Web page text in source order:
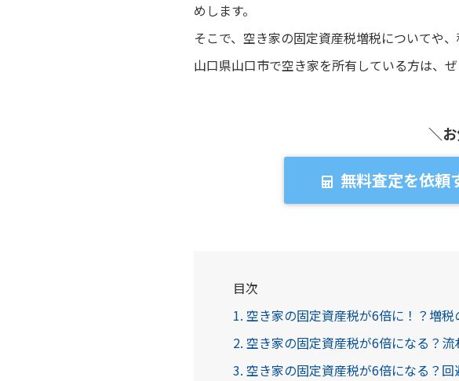
めします。
そこで、空き家の固定資産税増税についてや
山口県山口市で空き家を所有している方は、
＼
無料査定を依頼
目次
1. 空き家の固定資産税が6倍に！？増
2. 空き家の固定資産税が6倍になる？
3. 空き家の固定資産税が6倍になる？回